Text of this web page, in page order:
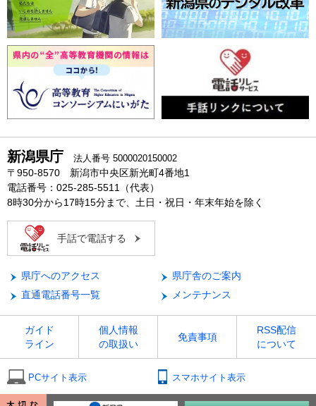
新潟県庁 法人番号 5000020150002
〒950-8570 新潟市中央区新光町4番地1
電話番号：025-285-5511（代表）
8時30分から17時15分まで、土日・祝日・年末年始を除く
手話で電話する
県庁へのアクセス
県庁舎のご案内
直通電話番号一覧
メンテナンス
ガイド
ライン
個人情報
の取扱い
免責事項
RSS配信
について
PCサイト表示 スマホサイト表示